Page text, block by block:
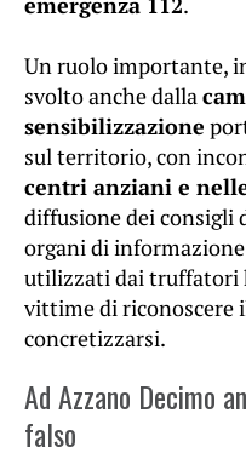
Un ruolo importante,
svolto anche dalla
sensibilizzazione
sul territorio, con
centri anziani e
diffusione dei consigli
organi di
utilizzati dai truffatori
vittime di riconoscere
concretizzarsi.
Ad Azzano Decimo
falso